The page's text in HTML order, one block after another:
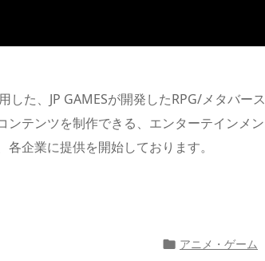
た、JP GAMESが開発したRPG/メタバース
ンテンツを制作できる、エンターテインメン
企業に提供を開始しております。
 アニメ・ゲーム